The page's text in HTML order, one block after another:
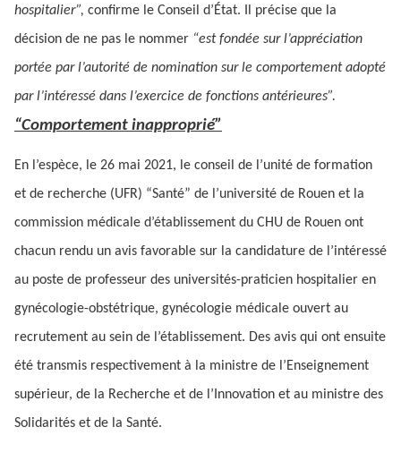
hospitalier”, confirme le Conseil d’État. Il précise que la
décision de ne pas le nommer “est fondée sur l’appréciation
portée par l’autorité de nomination sur le comportement adopté
par l’intéressé dans l’exercice de fonctions antérieures”.
“Comportement inapproprié”
En l’espèce, le 26 mai 2021, le conseil de l’unité de formation
et de recherche (UFR) “Santé” de l’université de Rouen et la
commission médicale d’établissement du CHU de Rouen ont
chacun rendu un avis favorable sur la candidature de l’intéressé
au poste de professeur des universités-praticien hospitalier en
gynécologie-obstétrique, gynécologie médicale ouvert au
recrutement au sein de l’établissement. Des avis qui ont ensuite
été transmis respectivement à la ministre de l’Enseignement
supérieur, de la Recherche et de l’Innovation et au ministre des
Solidarités et de la Santé.